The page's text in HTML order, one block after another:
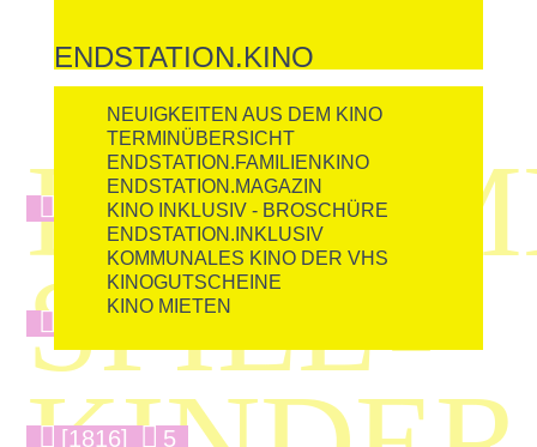
ENDSTATION.KINO
NEUIGKEITEN AUS DEM KINO
TERMINÜBERSICHT
ENDSTATION.FAMILIENKINO
ENDSTATION.MAGAZIN
KINO INKLUSIV - BROSCHÜRE
ENDSTATION.INKLUSIV
KOMMUNALES KINO DER VHS
KINOGUTSCHEINE
KINO MIETEN
[1667] 12
SPIEL
[1816] 5